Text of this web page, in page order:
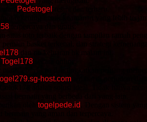
Pedetogel
rekening untuk keamanan yang lebih
situs toto terbaik dengan tampilan ramah
basket terkenal, dan strategi
Togel178
lebih lama dan tingkatkan peluang
host.com
adalah solusi ideal. Tidak hanya
olehtogelpede.id
. Dengan sistem